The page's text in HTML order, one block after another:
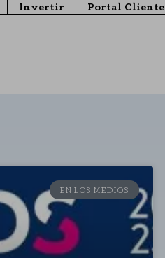
Invertir Portal Cliente
EN LOS MEDIOS